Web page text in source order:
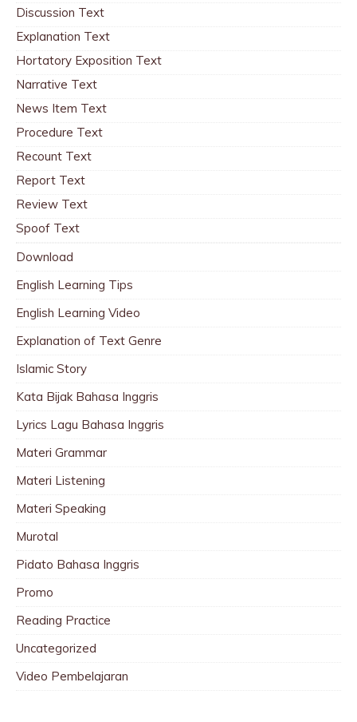
Discussion Text
Explanation Text
Hortatory Exposition Text
Narrative Text
News Item Text
Procedure Text
Recount Text
Report Text
Review Text
Spoof Text
Download
English Learning Tips
English Learning Video
Explanation of Text Genre
Islamic Story
Kata Bijak Bahasa Inggris
Lyrics Lagu Bahasa Inggris
Materi Grammar
Materi Listening
Materi Speaking
Murotal
Pidato Bahasa Inggris
Promo
Reading Practice
Uncategorized
Video Pembelajaran